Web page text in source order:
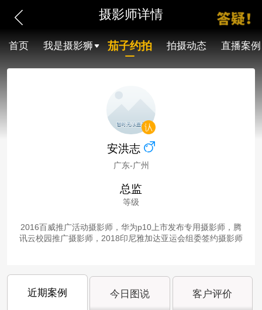
摄影师详情
首页 我是摄影狮 茄子约拍 拍摄动态 直播案例
安洪志
广东-广州
总监
等级
2016百威推广活动摄影师，华为p10上市发布专用摄影师，腾
讯云校园推广摄影师，2018印尼雅加达亚运会组委签约摄影师
近期案例 今日图说 客户评价